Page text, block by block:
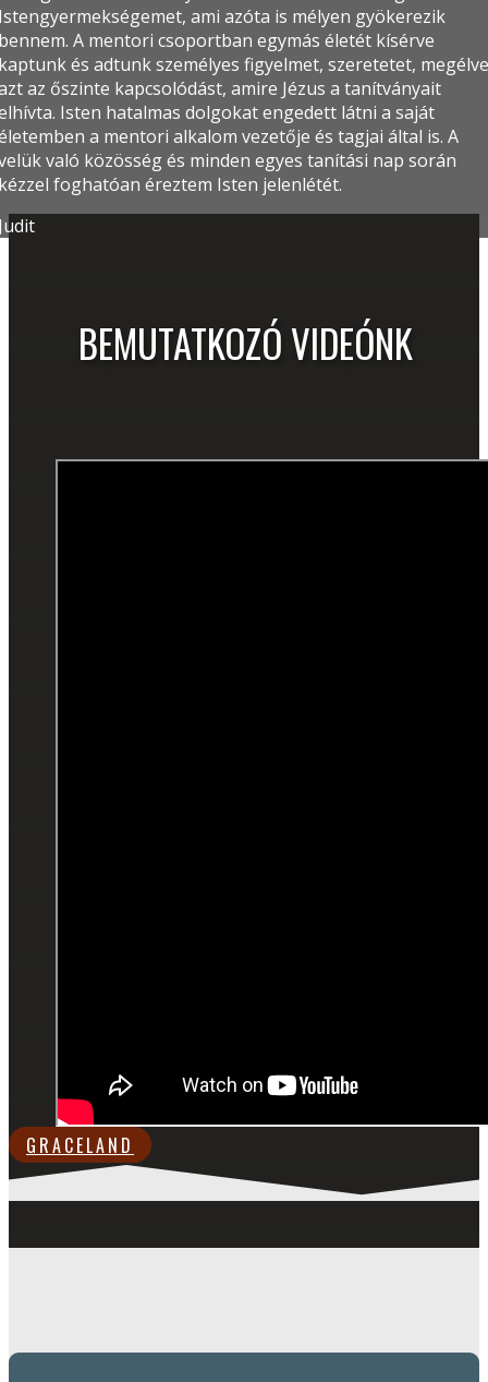
ami azóta is mélyen gyökerezik
A mentori csoportban egymás életét kísérve
és adtunk személyes figyelmet, szeretetet, megélve
az őszinte kapcsolódást, amire Jézus a tanítványait
Isten hatalmas dolgokat engedett látni a saját
a mentori alkalom vezetője és tagjai által is. A
való közösség és minden egyes tanítási nap során
foghatóan éreztem Isten jelenlétét.
BEMUTATKOZÓ VIDEÓNK
GRACELAND